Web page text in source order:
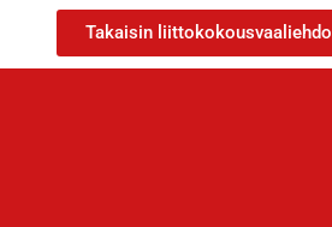
Takaisin